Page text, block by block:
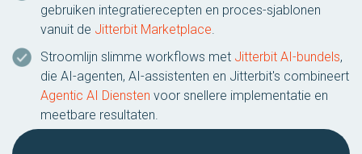
gebruiken integratierecepten en proces-sjablonen
vanuit de Jitterbit Marketplace.
Stroomlijn slimme workflows met Jitterbit AI-bundels,
die AI-agenten, AI-assistenten en Jitterbit's combineert
Agentic AI Diensten voor snellere implementatie en
meetbare resultaten.